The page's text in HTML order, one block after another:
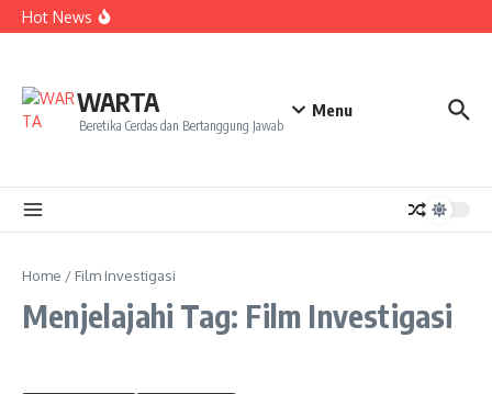
Lewati ke konten
Hot News
ke NCC 4 Bali
Sukseskan Kerja Bakti di Anjungan Melancar
WARTA
Beretika Cerdas dan Bertanggung Jawab
Menu
Home / Film Investigasi
Menjelajahi Tag: Film Investigasi